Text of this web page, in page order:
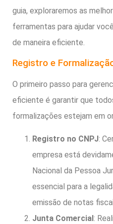
guia, exploraremos as
ferramentas para ajudar
de maneira eficiente.
Registro e
O primeiro passo para
eficiente é garantir que
formalizações estejam em
Registro no CNPJ:
empresa está
Nacional da Pessoa
essencial para a
emissão de notas
Junta Comercial :